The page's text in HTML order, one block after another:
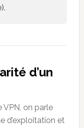
d’un
VPN, on parle
d’exploitation et